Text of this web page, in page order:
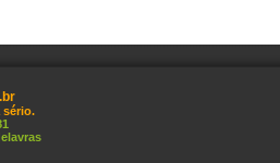
sério.